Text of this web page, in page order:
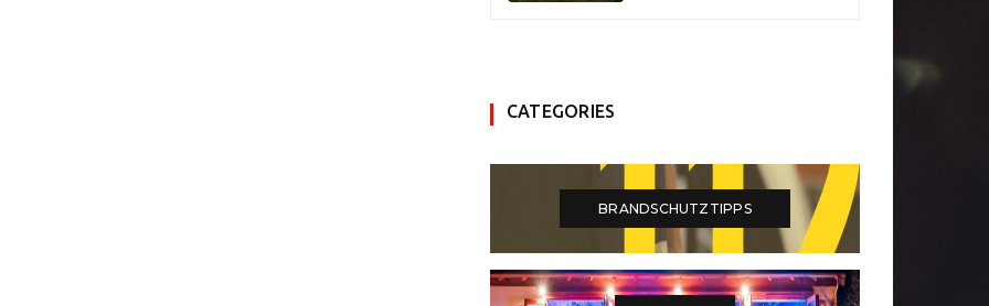
CATEGORIES
BRANDSCHUTZTIPPS